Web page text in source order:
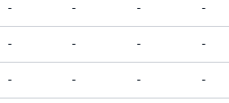
- - - -
- - - -
- - - -